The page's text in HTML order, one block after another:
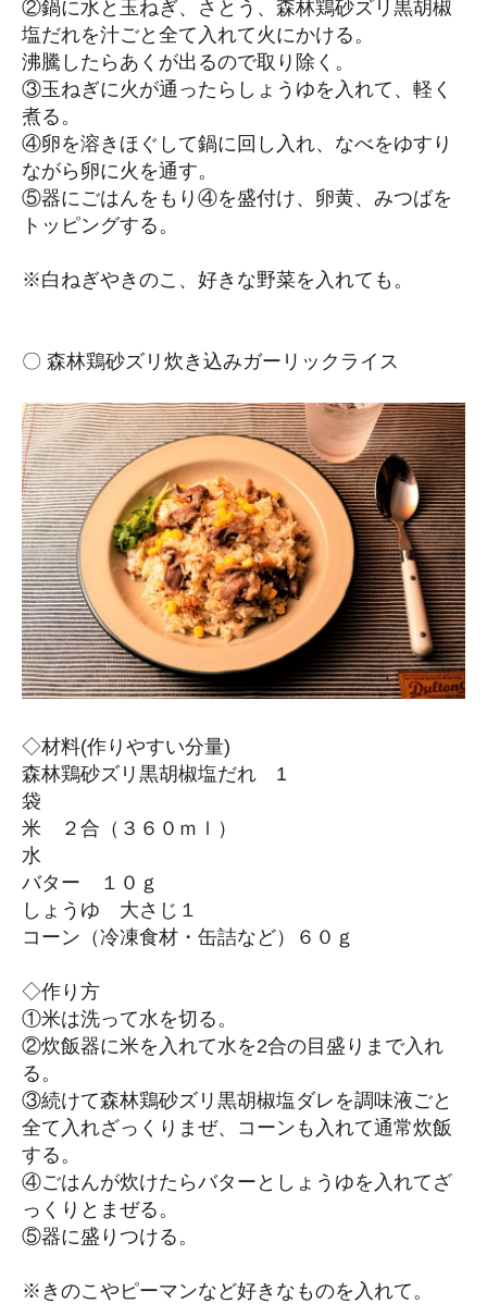
②鍋に水と玉ねぎ、さとう、森林鶏砂ズリ黒胡椒
塩だれを汁ごと全て入れて火にかける。
沸騰したらあくが出るので取り除く。
③玉ねぎに火が通ったらしょうゆを入れて、軽く
煮る。
④卵を溶きほぐして鍋に回し入れ、なべをゆすり
ながら卵に火を通す。
⑤器にごはんをもり④を盛付け、卵黄、みつばを
トッピングする。
※白ねぎやきのこ、好きな野菜を入れても。
〇 森林鶏砂ズリ炊き込みガーリックライス
◇材料(作りやすい分量)
森林鶏砂ズリ黒胡椒塩だれ 1
袋
米 ２合（３６０ｍｌ）
水
バター １０ｇ
しょうゆ 大さじ１
コーン（冷凍食材・缶詰など）６０ｇ
◇作り方
①米は洗って水を切る。
②炊飯器に米を入れて水を2合の目盛りまで入れ
る。
③続けて森林鶏砂ズリ黒胡椒塩ダレを調味液ごと
全て入れざっくりまぜ、コーンも入れて通常炊飯
する。
④ごはんが炊けたらバターとしょうゆを入れてざ
っくりとまぜる。
⑤器に盛りつける。
※きのこやピーマンなど好きなものを入れて。